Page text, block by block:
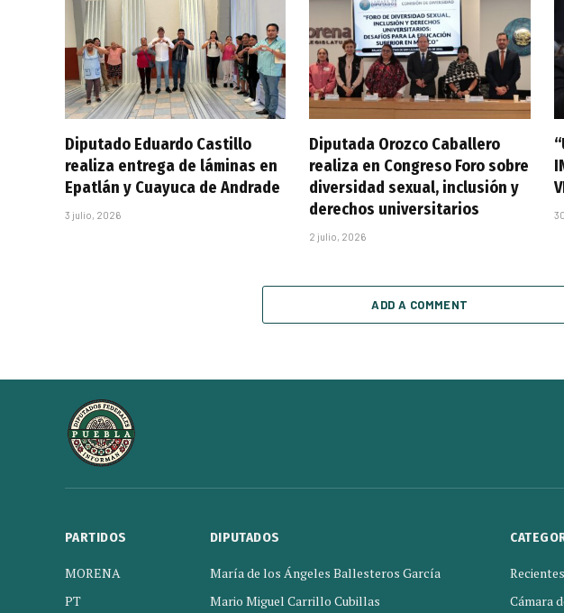
Diputado Eduardo Castillo
realiza entrega de láminas en
Epatlán y Cuayuca de Andrade
3 julio, 2026
Diputada Orozco Caballero
realiza en Congreso Foro sobre
diversidad sexual, inclusión y
derechos universitarios
2 julio, 2026
ADD A COMMENT
PARTIDOS
MORENA
PT
DIPUTADOS
María de los Ángeles Ballesteros García
Mario Miguel Carrillo Cubillas
Recientes
Cámara